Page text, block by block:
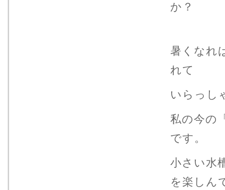
か？
暑くなれ
れて
いらっし
私の今の
です。
小さい水
を楽しん